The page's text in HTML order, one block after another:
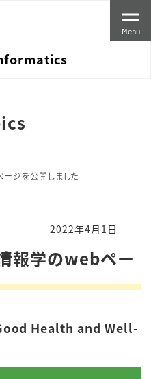
Menu
ジを公開しました
2022年4月1日
報学のwebペー
Health and Well-